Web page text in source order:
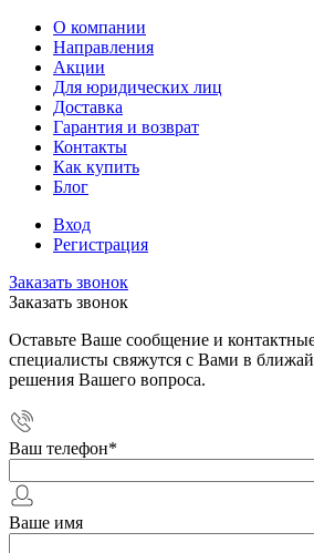
О компании
Направления
Акции
Для юридических лиц
Доставка
Гарантия и возврат
Контакты
Как купить
Блог
Вход
Регистрация
Заказать звонок
Заказать звонок
Оставьте Ваше сообщение и
специалисты свяжутся с Вами в
решения Вашего вопроса.
Ваш телефон*
Ваше имя